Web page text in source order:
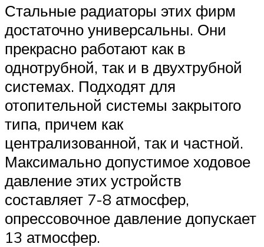
Стальные радиаторы этих фирм
достаточно универсальны. Они
прекрасно работают как в
однотрубной, так и в двухтрубной
системах. Подходят для
отопительной системы закрытого
типа, причем как
централизованной, так и частной.
Максимально допустимое ходовое
давление этих устройств
составляет 7-8 атмосфер,
опрессовочное давление допускает
13 атмосфер.